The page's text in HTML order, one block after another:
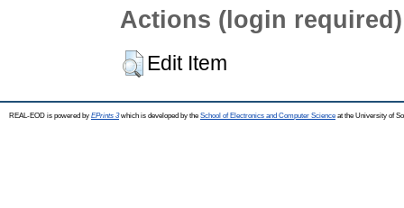
Actions (login required)
Edit Item
REAL-EOD is powered by EPrints 3which is developed by the School of Electronics and Computer Science at the University of